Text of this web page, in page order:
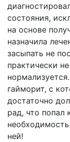
состояния,
на основе
назначила
засыпать не
практически
гайморит, с
достаточно
рад, что попал
ней!